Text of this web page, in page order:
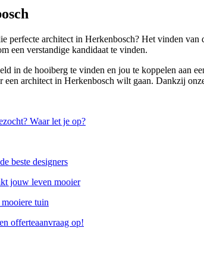
perfecte architect in Herkenbosch? Het vinden
een verstandige kandidaat te vinden.
in de hooiberg te vinden en jou te koppelen aan
architect in Herkenbosch wilt gaan. Dankzij
Waar let je op?
beste designers
jouw leven mooier
tuin
offerteaanvraag op!